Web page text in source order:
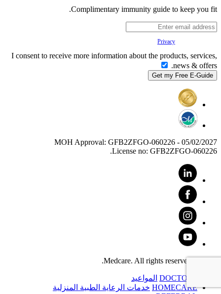
Complimentary immunity guide to keep you fit.
Privacy
I consent to receive more information about the products, services,
news & offers.
MOH Approval: GFB2ZFGO-060226 - 05/02/2027
License no: GFB2ZFGO-060226.
DOCTORS المواعيد
HOMECARE خدمات الرعاية الطبية المنزلية